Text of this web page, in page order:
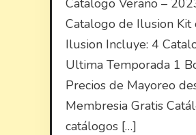
Catalogo Verano –
Catalogo de Ilusion Kit
Ilusion Incluye: 4
Ultima Temporada 1
Precios de Mayoreo
Membresia Gratis
catálogos […]